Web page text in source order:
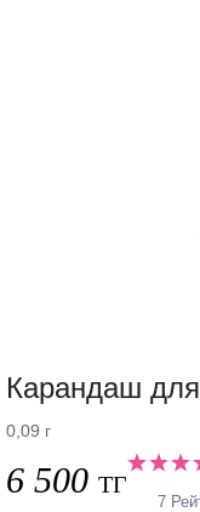
Карандаш
0,09 г
6 500 ТГ
7